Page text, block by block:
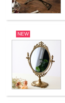
NEW